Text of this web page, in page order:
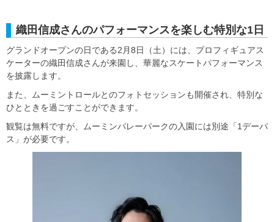
織田信成さんのパフォーマンスを楽しむ特別な1日
グランドオープンの日である2月8日（土）には、プロフィギュアス
ケーターの織田信成さんが来園し、華麗なスケートパフォーマンス
を披露します。
また、ムーミントロールとのフォトセッションも開催され、特別な
ひとときを過ごすことができます。
観覧は無料ですが、ムーミンバレーパークの入園には別途「1デーパ
ス」が必要です。